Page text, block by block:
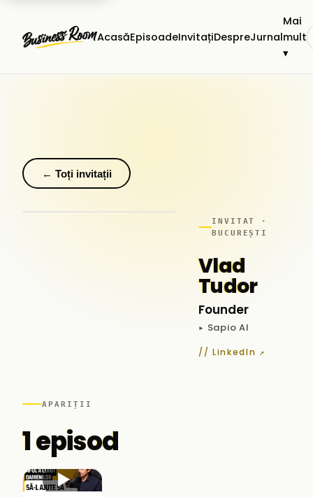
AcasăEpisoadeInvitațiDespreJurnal
Mai
mult
▾
← Toți invitații
INVITAT ·
BUCUREȘTI
Vlad
Tudor
Founder
▸ Sapio AI
// LinkedIn ↗
APARIȚII
1 episod
▶